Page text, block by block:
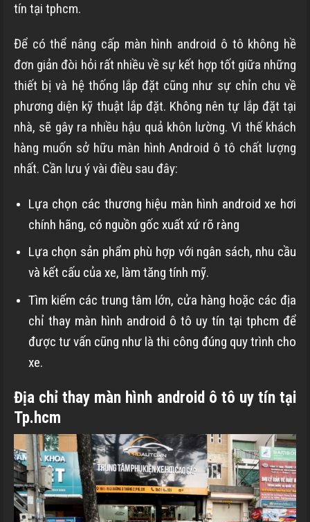
tín tại tphcm.
Để có thể nâng cấp màn hình android ô tô không hề
đơn giản đòi hỏi rất nhiều về sự kết hợp tốt giữa những
thiết bị và hệ thống lắp đặt cũng như sự chỉn chu về
phương diện kỹ thuật lắp đặt. Không nên tự lắp đặt tại
nhà, sẽ gây ra nhiều hậu quả khôn lường. Vì thế khách
hàng muốn sở hữu màn hình Android ô tô chất lượng
nhất. Cần lưu ý vài điều sau đây:
Lựa chọn các thương hiệu màn hình android xe hơi
chính hãng, có nguồn gốc xuất xứ rõ ràng
Lựa chọn sản phẩm phù hợp với ngân sách, nhu cầu
và kết cấu của xe, làm tăng tính mỹ.
Tìm kiếm các trung tâm lớn, cửa hàng hoặc các địa
chỉ thay màn hình android ô tô uy tín tại tphcm để
được tư vấn cũng như là thi công đúng quy trình cho
xe.
Địa chỉ thay màn hình android ô tô uy tín tại
Tp.hcm